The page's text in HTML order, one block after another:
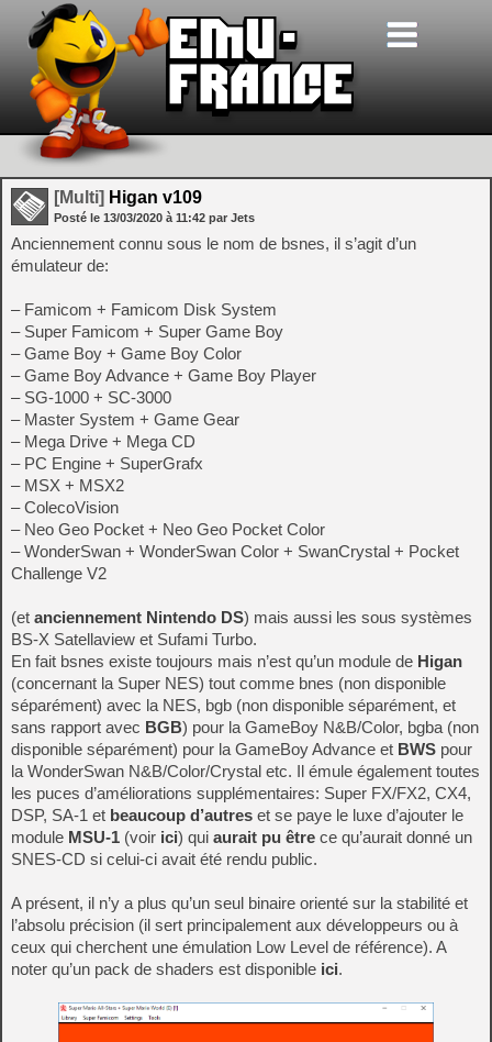
[Multi] Higan v109
Posté le 13/03/2020 à 11:42 par Jets
Anciennement connu sous le nom de bsnes, il s’agit d’un
émulateur de:
– Famicom + Famicom Disk System
– Super Famicom + Super Game Boy
– Game Boy + Game Boy Color
– Game Boy Advance + Game Boy Player
– SG-1000 + SC-3000
– Master System + Game Gear
– Mega Drive + Mega CD
– PC Engine + SuperGrafx
– MSX + MSX2
– ColecoVision
– Neo Geo Pocket + Neo Geo Pocket Color
– WonderSwan + WonderSwan Color + SwanCrystal + Pocket
Challenge V2
(et anciennement Nintendo DS) mais aussi les sous systèmes
BS-X Satellaview et Sufami Turbo.
En fait bsnes existe toujours mais n’est qu’un module de Higan
(concernant la Super NES) tout comme bnes (non disponible
séparément) avec la NES, bgb (non disponible séparément, et
sans rapport avec BGB) pour la GameBoy N&B/Color, bgba (non
disponible séparément) pour la GameBoy Advance et BWS pour
la WonderSwan N&B/Color/Crystal etc. Il émule également toutes
les puces d’améliorations supplémentaires: Super FX/FX2, CX4,
DSP, SA-1 et beaucoup d’autres et se paye le luxe d’ajouter le
module MSU-1 (voir ici) qui aurait pu être ce qu’aurait donné un
SNES-CD si celui-ci avait été rendu public.
A présent, il n’y a plus qu’un seul binaire orienté sur la stabilité et
l’absolu précision (il sert principalement aux développeurs ou à
ceux qui cherchent une émulation Low Level de référence). A
noter qu’un pack de shaders est disponible ici.